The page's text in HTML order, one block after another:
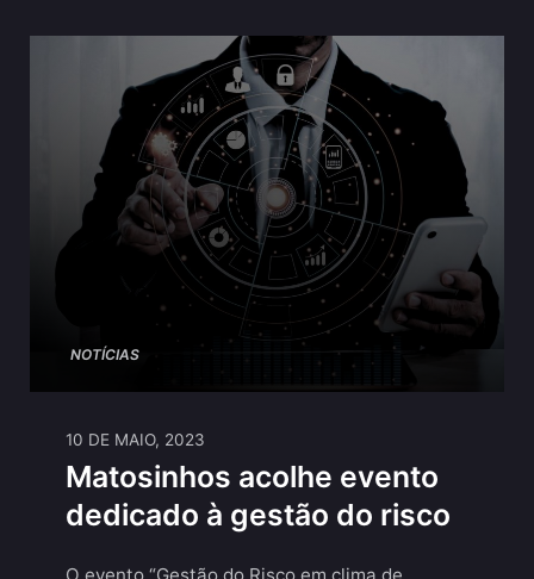
NOTÍCIAS
10 DE MAIO, 2023
Matosinhos acolhe evento
dedicado à gestão do risco